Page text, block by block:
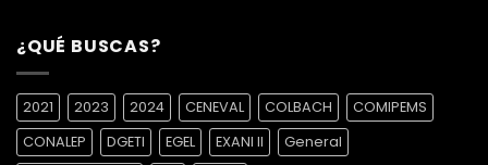
¿QUÉ BUSCAS?
2021 2023 2024 CENEVAL COLBACH
COMIPEMS
CONALEP
DGETI EGEL EXANI II
General